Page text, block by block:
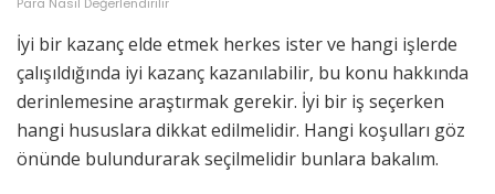
İyi bir kazanç elde etmek herkes ister ve hangi işlerde
çalışıldığında iyi kazanç kazanılabilir, bu konu hakkında
derinlemesine araştırmak gerekir. İyi bir iş seçerken
hangi hususlara dikkat edilmelidir. Hangi koşulları göz
önünde bulundurarak seçilmelidir bunlara bakalım.